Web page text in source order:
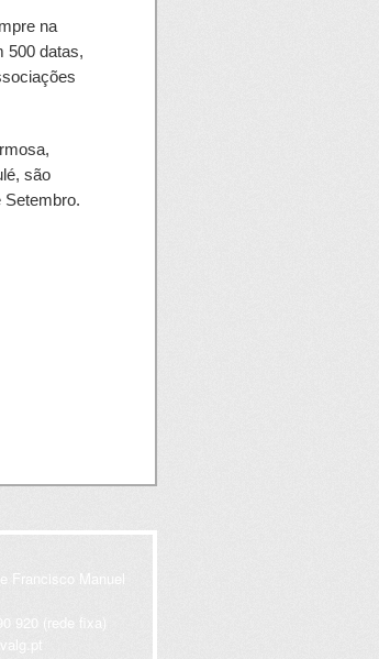
na
500 datas,
são
Setembro.
Francisco Manuel
920 (rede fixa)